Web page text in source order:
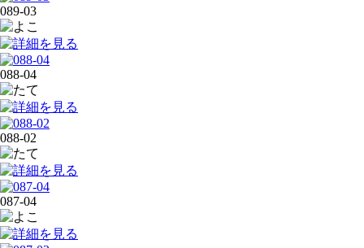
089-03
088-04
088-02
087-04